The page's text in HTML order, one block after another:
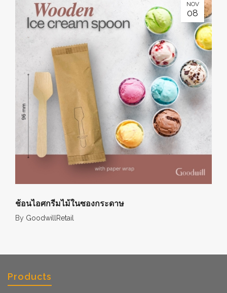
NOV
08
ช้อนไอศกรีมไม้ในซองกระดาษ
By GoodwillRetail
Products